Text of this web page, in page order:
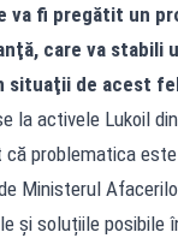
va fi pregătit un
care va stabili
situaţii de acest
la activele Lukoil
că problematica
Ministerul
și soluțiile posibile